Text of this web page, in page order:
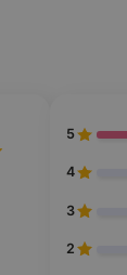
5
4
3
2